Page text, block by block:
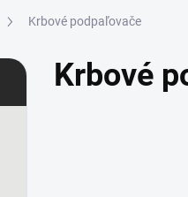
Krbové podpaľovače
Krbové